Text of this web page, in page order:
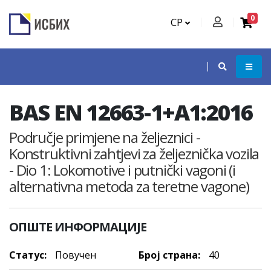
СР 0
BAS EN 12663-1+A1:2016
Područje primjene na željeznici -
Konstruktivni zahtjevi za željeznička vozila
- Dio 1: Lokomotive i putnički vagoni (i
alternativna metoda za teretne vagone)
ОПШТЕ ИНФОРМАЦИЈЕ
Статус: Повучен Број страна: 40